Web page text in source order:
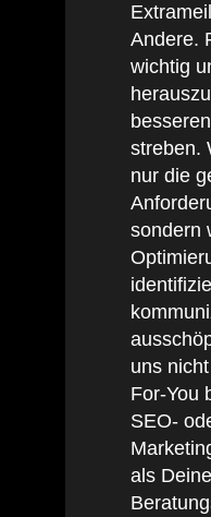
Andere.
wichtig
streben.
nur die
sondern
uns
For-You
SEO-
als